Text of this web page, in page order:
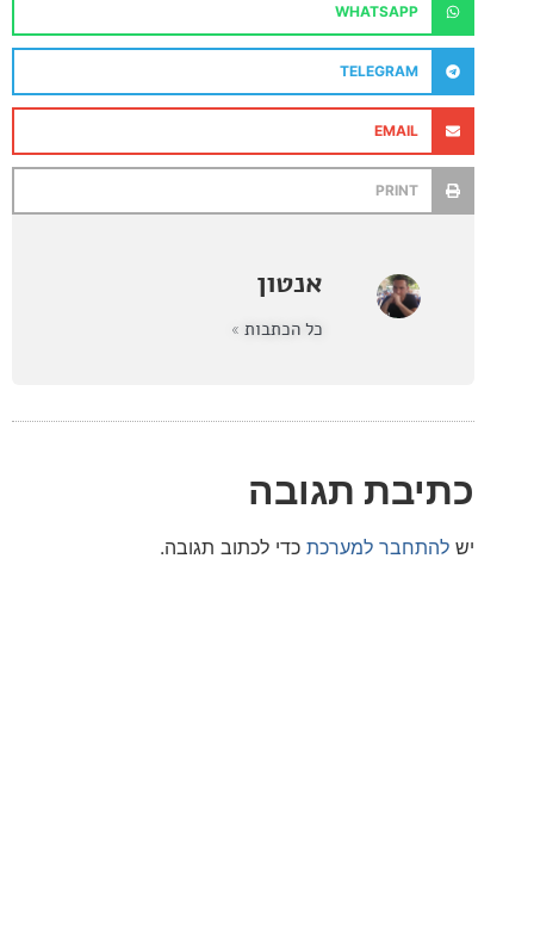
WHATSAPP
TELEGRAM
אנטון
תגובה
למערכתכדי לכתוב תגובה.